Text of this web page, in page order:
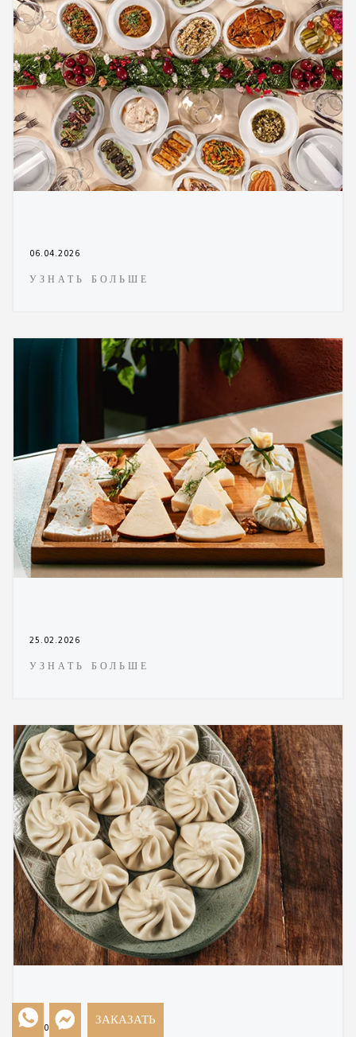
06.04.2026
УЗНАТЬ БОЛЬШЕ
25.02.2026
УЗНАТЬ БОЛЬШЕ
25.02.2026
ЗАКАЗАТЬ